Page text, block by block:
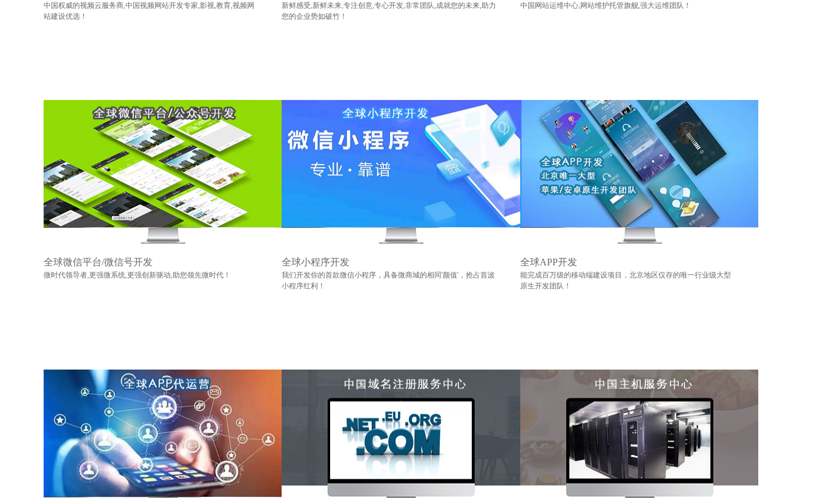
中国权威的视频云服务商,中国视频网站开发专家,影视,教育,视频网
站建设优选！
新鲜感受,新鲜未来,专注创意,专心开发,非常团队,成就您的未来,助力
您的企业势如破竹！
中国网站运维中心,网站维护托管旗舰,强大运维团队！
全球微信平台/微信号开发
微时代领导者,更强微系统,更强创新驱动,助您领先微时代！
全球小程序开发
我们开发你的首款微信小程序，具备微商城的相同'颜值'，抢占首波
小程序红利！
全球APP开发
能完成百万级的移动端建设项目，北京地区仅存的唯一行业级大型
原生开发团队！